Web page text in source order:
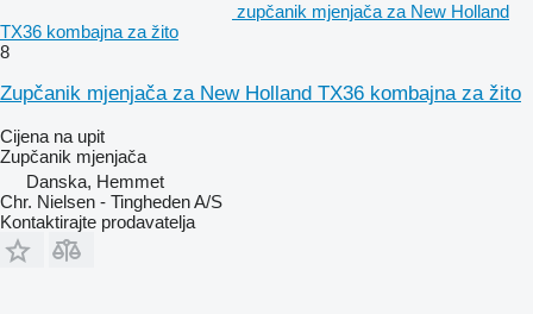
zupčanik mjenjača za New Holland
TX36 kombajna za žito
8
Zupčanik mjenjača za New Holland TX36 kombajna za žito
Cijena na upit
Zupčanik mjenjača
Danska, Hemmet
Chr. Nielsen - Tingheden A/S
Kontaktirajte prodavatelja